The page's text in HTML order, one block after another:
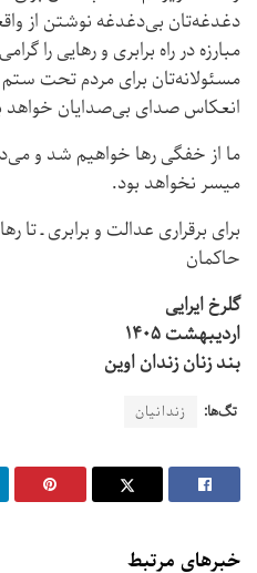
دغدغه‌تان بی‌دغدغه نوشتن از
مبارزه در راه برابری و رهایی را
مسئولانه‌تان برای مردم تحت
انعکاس صدای بی‌صدایان خواهد
ما از خفگی رها خواهیم شد و
میسر نخواهد بود.
برای برقراری عدالت و برابری ـ تا
حاکمان
گلرخ ایرایی
اردیبهشت ۱۴۰۵
بند زنان زندان اوین
تگ‌ها: زندانیان
خبرهای مرتبط